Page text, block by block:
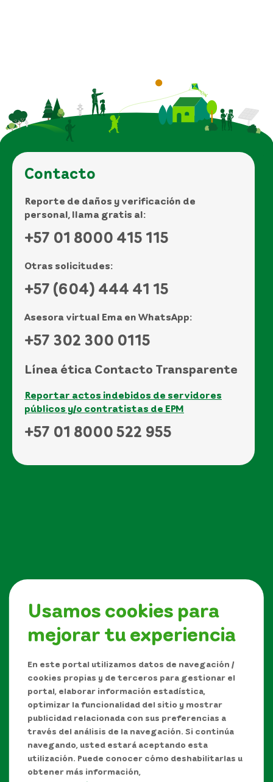
Usamos cookies para
mejorar tu experiencia
En este portal utilizamos datos de navegación /
cookies propias y de terceros para gestionar el
portal, elaborar información estadística,
optimizar la funcionalidad del sitio y mostrar
publicidad relacionada con sus preferencias a
través del análisis de la navegación. Si continúa
navegando, usted estará aceptando esta
utilización. Puede conocer cómo deshabilitarlas u
obtener más información,
Contacto
Reporte de daños y verificación de
personal, llama gratis al:
+57 01 8000 415 115
Otras solicitudes:
+57 (604) 444 41 15
Asesora virtual Ema en WhatsApp:
+57 302 300 0115
Línea ética Contacto Transparente
Reportar actos indebidos de servidores
públicos y/o contratistas de EPM
+57 01 8000 522 955
Síguenos en